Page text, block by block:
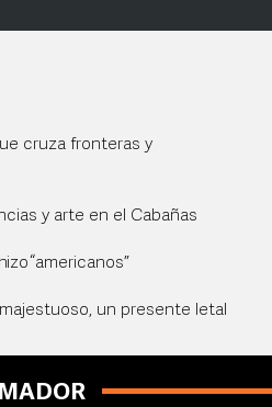
cruza fronteras y
y arte en el Cabañas
“americanos”
un presente letal